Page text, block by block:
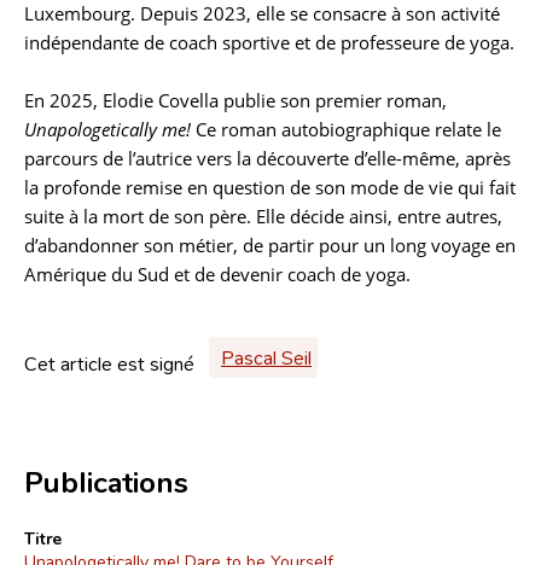
Luxembourg. Depuis 2023, elle se consacre à son activité
indépendante de coach sportive et de professeure de yoga.
En 2025, Elodie Covella publie son premier roman,
Unapologetically me! Ce roman autobiographique relate le
parcours de l’autrice vers la découverte d’elle-même, après
la profonde remise en question de son mode de vie qui fait
suite à la mort de son père. Elle décide ainsi, entre autres,
d’abandonner son métier, de partir pour un long voyage en
Amérique du Sud et de devenir coach de yoga.
Cet article est signé Pascal Seil
Publications
Titre